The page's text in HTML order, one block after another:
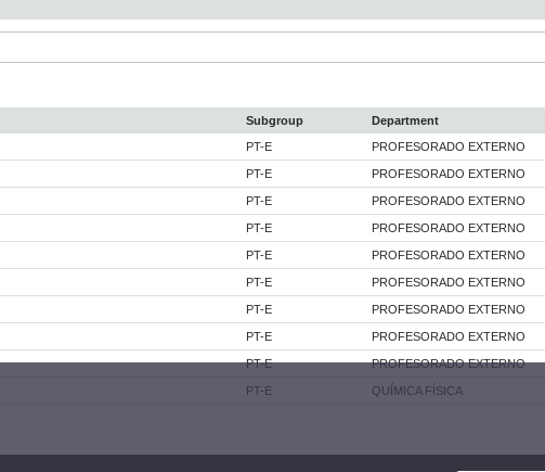
Subgroup Department
PT-E PROFESORADO EXTERNO
PT-E PROFESORADO EXTERNO
PT-E PROFESORADO EXTERNO
PT-E PROFESORADO EXTERNO
PT-E PROFESORADO EXTERNO
PT-E PROFESORADO EXTERNO
PT-E PROFESORADO EXTERNO
PT-E PROFESORADO EXTERNO
PT-E PROFESORADO EXTERNO
PT-E QUÍMICA FÍSICA